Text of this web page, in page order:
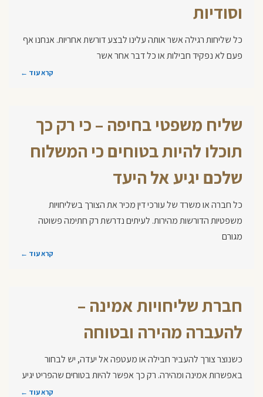
וסודיות
כל שליחות רגילה אשר אותה עלינו לבצע דורשת אחריות. אנחנו אף
פעם לא נפקיד חבילות או כל דבר אחר אשר
קרא עוד ←
שליח משפטי בחיפה – כי רק כך
תוכלו להיות בטוחים כי המשלוח
שלכם יגיע אל היעד
כל חברה או משרד של עורכי דין מכיר את הצורך בשליחויות
משפטיות הדורשות מהירות. לעיתים נדרשת רק חתימה פשוטה
מגורם
קרא עוד ←
חברת שליחויות אמינה –
להעברה מהירה ובטוחה
כשנוצר צורך להעביר חבילה או מעטפה אל יעדה, יש לבחור
באפשרות אמינה ומהירה. רק כך אפשר להיות בטוחים שהפריט יגיע
קרא עוד ←